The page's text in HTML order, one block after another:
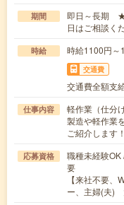
期間
即日～長期 ★
日はご相談く
時給 時給1100円
交通費
交通費全額支
仕事内容
軽作業（仕分
製造や軽作業
ご紹介します
応募資格
職種未経験OK
要
【来社不要、
ー、主婦(夫)